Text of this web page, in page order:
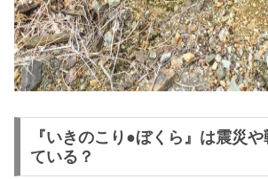
『いきのこり●ぼくら』は震災
ている？